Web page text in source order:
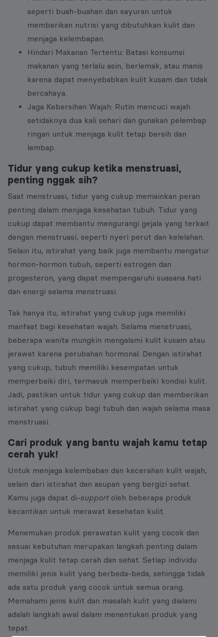
seperti buah-buahan dan sayuran untuk
memberikan nutrisi yang dibutuhkan kulit dan
menjaga kelembapan.
Hindari Makanan Tertentu: Batasi konsumsi
makanan yang terlalu asin, berlemak, atau manis
karena dapat menyebabkan kulit kusam dan tidak
bercahaya.
Jaga Kebersihan Wajah: Rutin mencuci wajah
setidaknya dua kali sehari dan gunakan pelembap
ringan untuk menjaga kulit tetap bersih dan
lembap.
Tidur yang cukup ketika menstruasi,
penting nggak sih?
Saat menstruasi, tidur yang cukup memainkan peran
penting dalam menjaga kesehatan tubuh. Tidur yang
cukup dapat membantu mengurangi gejala yang terkait
dengan menstruasi, seperti nyeri perut dan kelelahan.
Selain itu, istirahat yang baik juga membantu mengatur
hormon-hormon tubuh, seperti estrogen dan
progesteron, yang dapat mempengaruhi suasana hati
dan energi selama menstruasi.
Tak hanya itu, istirahat yang cukup juga memiliki
manfaat bagi kesehatan wajah. Selama menstruasi,
beberapa wanita mungkin mengalami kulit kusam atau
jerawat karena perubahan hormonal. Dengan istirahat
yang cukup, tubuh memiliki kesempatan untuk
memperbaiki diri, termasuk memperbaiki kondisi kulit.
Jadi, pastikan untuk tidur yang cukup dan memberikan
istirahat yang cukup bagi tubuh dan wajah selama masa
menstruasi.
Cari produk yang bantu wajah kamu tetap
cerah yuk!
Untuk menjaga kelembaban dan kecerahan kulit wajah,
selain dari istirahat dan asupan yang bergizi sehat.
Kamu juga dapat di-support oleh beberapa produk
kecantikan untuk merawat kesehatan kulit.
Menemukan produk perawatan kulit yang cocok dan
sesuai kebutuhan merupakan langkah penting dalam
menjaga kulit tetap cerah dan sehat. Setiap individu
memiliki jenis kulit yang berbeda-beda, sehingga tidak
ada satu produk yang cocok untuk semua orang.
Memahami jenis kulit dan masalah kulit yang dialami
adalah langkah awal dalam menentukan produk yang
tepat.